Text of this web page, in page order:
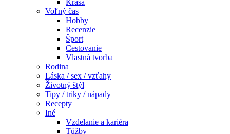
Krása
Voľný čas
Hobby
Recenzie
Šport
Cestovanie
Vlastná tvorba
Rodina
Láska / sex / vzťahy
Životný štýl
Tipy / triky / nápady
Recepty
Iné
Vzdelanie a kariéra
Túžby